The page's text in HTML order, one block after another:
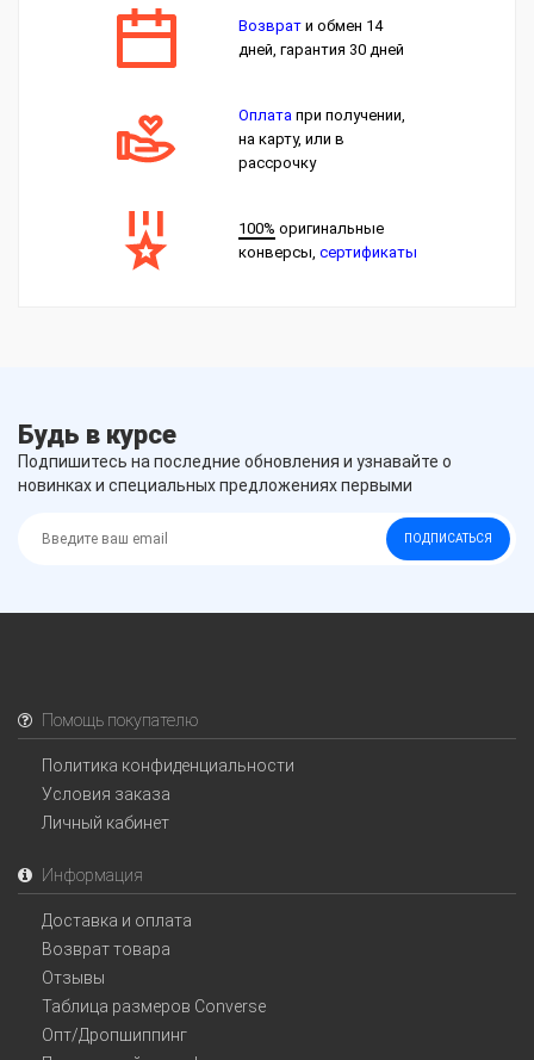
Возврат и обмен 14
дней, гарантия 30 дней
Оплата при получении,
на карту, или в
рассрочку
100% оригинальные
конверсы,сертификаты
Будь в курсе
Подпишитесь на последние обновления и узнавайте о
новинках и специальных предложениях первыми
ПОДПИСАТЬСЯ
Помощь покупателю
Политика конфиденциальности
Условия заказа
Личный кабинет
Информация
Доставка и оплата
Возврат товара
Отзывы
Таблица размеров Converse
Опт/Дропшиппинг